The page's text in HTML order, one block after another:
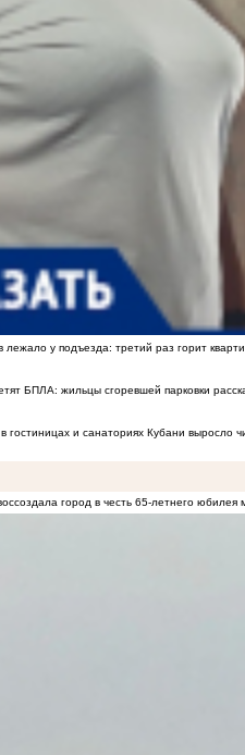
у подъезда: третий раз горит
БПЛА: жильцы сгоревшей парковки
гостиницах и санаториях Кубани выросло
город в честь 65-летнего юбилея